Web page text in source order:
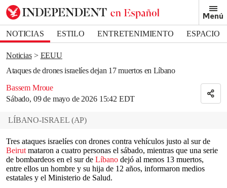
Menú
NOTICIAS ESTILO ENTRETENIMIENTO
ESPACIO
DEPORTES
Noticias
EEUU
Ataques de drones israelíes dejan 17 muertos en Líbano
Bassem Mroue
Sábado, 09 de mayo de 2026 15:42 EDT
Bookmark popover
Removed from bookmarks
Close popover
LÍBANO-ISRAEL (AP)
Tres ataques israelíes con drones contra vehículos justo al sur de
Beirut mataron a cuatro personas el sábado, mientras que una serie
de bombardeos en el sur de Líbano dejó al menos 13 muertos,
entre ellos un hombre y su hija de 12 años, informaron medios
estatales y el Ministerio de Salud.